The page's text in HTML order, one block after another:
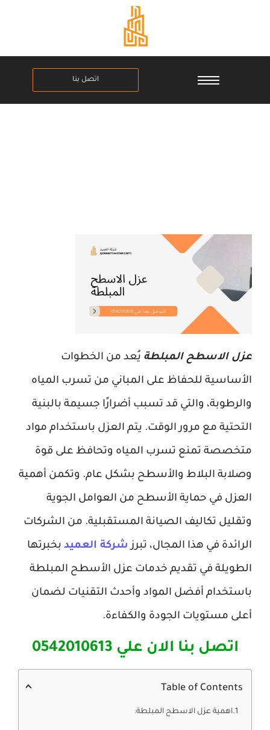
اتصل بنا
عزل الاسطح المبلطة يُعد من الخطوات
الأساسية للحفاظ على المباني من تسرب المياه
والرطوبة، والتي قد تسبب أضرارًا جسيمة بالبنية
التحتية مع مرور الوقت. يتم العزل باستخدام مواد
متخصصة تمنع تسرب المياه وتحافظ على قوة
وصلابة البلاط والأسطح بشكل عام. وتكمن أهمية
العزل في حماية الأسطح من العوامل الجوية
وتقليل تكاليف الصيانة المستقبلية. من الشركات
الرائدة في هذا المجال، تبرز شركة العميد بخبرتها
الطويلة في تقديم خدمات عزل الأسطح المبلطة
باستخدام أفضل المواد وأحدث التقنيات لضمان
أعلى مستويات الجودة والكفاءة.
اتصل بنا الان علي 0542010613
Table of Contents
اهمية عزل الاسطح المبلطة: